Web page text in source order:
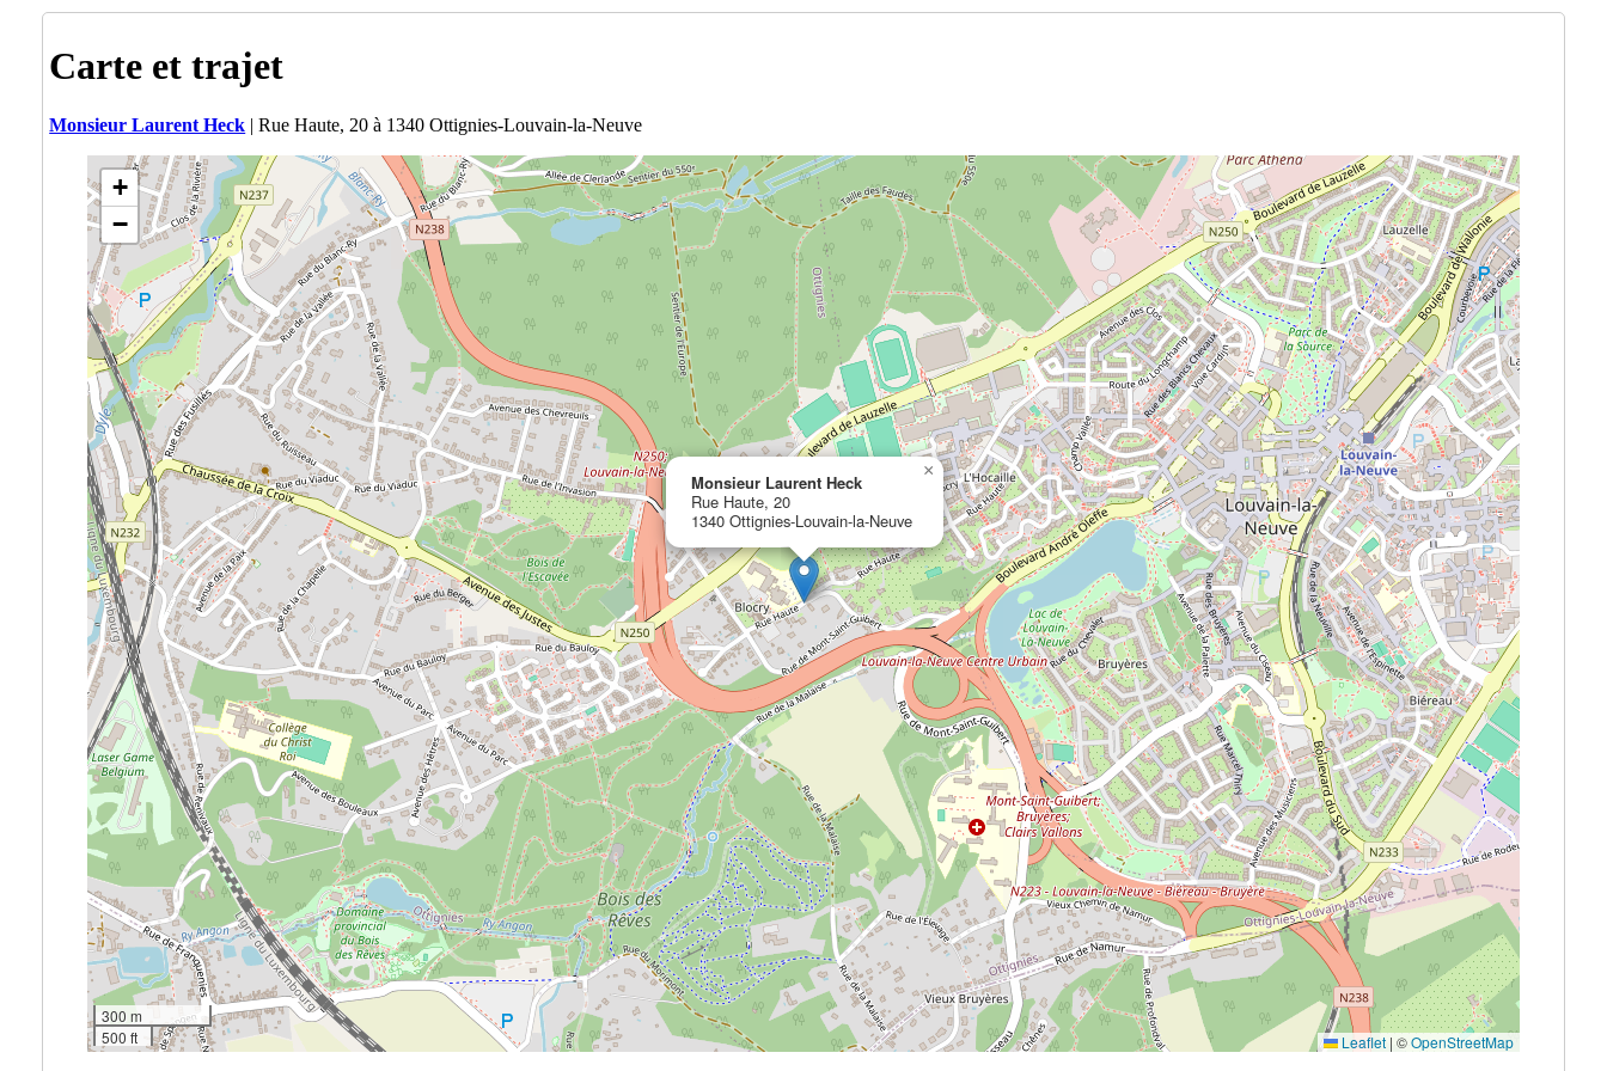
Carte et trajet
Monsieur Laurent Heck | Rue Haute, 20 à 1340 Ottignies-Louvain-la-Neuve
Monsieur Laurent Heck
Rue Haute, 20
1340 Ottignies-Louvain-la-Neuve
×
+
−
300 m
500 ft
Leaflet | ©OpenStreetMap